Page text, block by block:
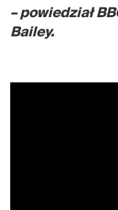
– powiedział
Bailey.